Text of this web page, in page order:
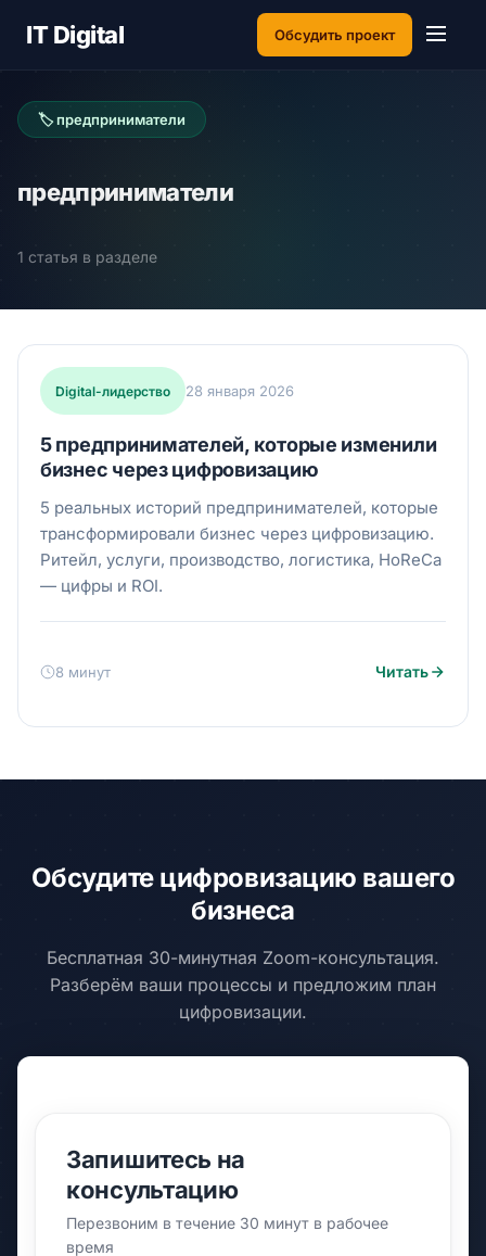
IT Digital Обсудить проект
🏷 предприниматели
предприниматели
1 статья в разделе
Digital-лидерство 28 января 2026
5 предпринимателей, которые изменили
бизнес через цифровизацию
5 реальных историй предпринимателей, которые
трансформировали бизнес через цифровизацию.
Ритейл, услуги, производство, логистика, HoReCa
— цифры и ROI.
8 минут Читать
Обсудите цифровизацию вашего
бизнеса
Бесплатная 30-минутная Zoom-консультация.
Разберём ваши процессы и предложим план
цифровизации.
Запишитесь на
консультацию
Перезвоним в течение 30 минут в рабочее
время